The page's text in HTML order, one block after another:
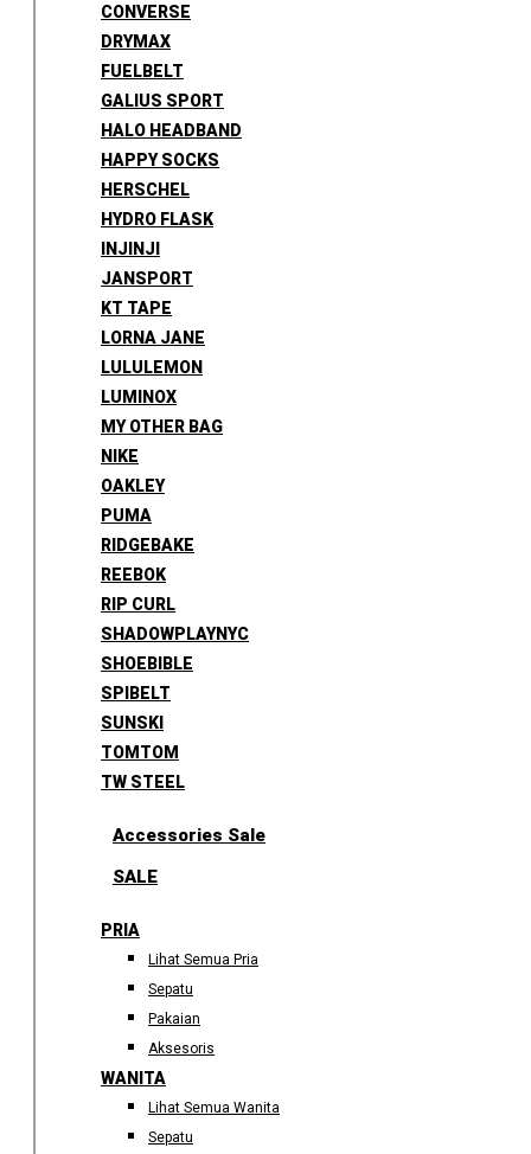
CONVERSE
DRYMAX
FUELBELT
GALIUS SPORT
HALO HEADBAND
HAPPY SOCKS
HERSCHEL
HYDRO FLASK
INJINJI
JANSPORT
KT TAPE
LORNA JANE
LULULEMON
LUMINOX
MY OTHER BAG
NIKE
OAKLEY
PUMA
RIDGEBAKE
REEBOK
RIP CURL
SHADOWPLAYNYC
SHOEBIBLE
SPIBELT
SUNSKI
TOMTOM
TW STEEL
Accessories Sale
SALE
PRIA
Lihat Semua Pria
Sepatu
Pakaian
Aksesoris
WANITA
Lihat Semua Wanita
Sepatu